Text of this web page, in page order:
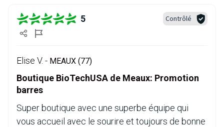
5 Contrôlé
Elise V. - MEAUX (77)
Boutique BioTechUSA de Meaux: Promotion
barres
Super boutique avec une superbe équipe qui
vous accueil avec le sourire et toujours de bonne